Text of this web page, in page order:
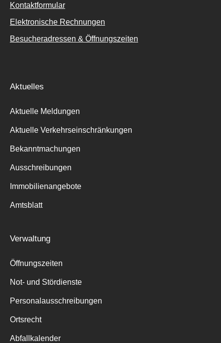
Suche
Kontaktformular
Elektronische Rechnungen
Besucheradressen & Öffnungszeiten
Aktuelles
Aktuelle Meldungen
Aktuelle Verkehrseinschränkungen
Bekanntmachungen
Ausschreibungen
Immobilienangebote
Amtsblatt
Verwaltung
Öffnungszeiten
Not- und Stördienste
Personalausschreibungen
Ortsrecht
Abfallkalender